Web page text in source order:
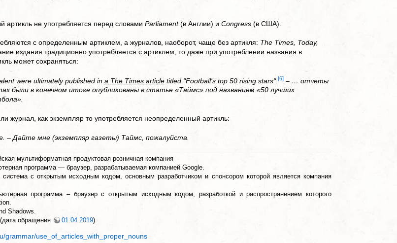
артикль не употребляется перед словами Parliament(в Англии) и Congress (в США).
с определенным артиклем, а журналов, наоборот, чаще без артикля: The Times, Today,
издания традиционно употребляется с артиклем, то даже при употреблении названия в
может сохраняться:
were ultimately published in a The Times article titled "Football's top 50 rising stars". [6] – … отчеты
были в конечном итоге опубликованы в статье «Таймс» под названием «50 лучших
журнал, как экземпляр то употребляется неопределенный артикль:
– Дайте мне (экземпляр газеты) Таймс, пожалуйста.
мультиформатная продуктовая розничная компания
программа — браузер, разрабатываемая компанией Google.
с открытым исходным кодом, основным разработчиком и спонсором которой является компания
программа – браузер с открытым исходным кодом, разработкой и распространением которого
Shadows.
обращения 01.04.2019).
grammar/use_of_articles_with_proper_nouns